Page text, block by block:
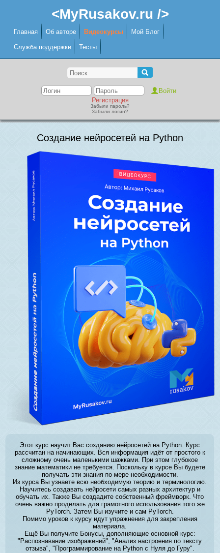
<MyRusakov.ru />
Главная Об авторе Видеокурсы Мой Блог
Служба поддержки Тесты
Регистрация
Забыли пароль?
Забыли логин?
Создание нейросетей на Python
Этот курс научит Вас созданию нейросетей на Python. Курс
рассчитан на начинающих. Вся информация идёт от простого к
сложному очень маленькими шажками. При этом глубокое
знание математики не требуется. Поскольку в курсе Вы будете
получать эти знания по мере необходимости.
Из курса Вы узнаете всю необходимую теорию и терминологию.
Научитесь создавать нейросети самых разных архитектур и
обучать их. Также Вы создадите собственный фреймворк. Что
очень важно проделать для грамотного использования того же
PyTorch. Затем Вы изучите и сам PyTorch.
Помимо уроков к курсу идут упражнения для закрепления
материала.
Ещё Вы получите Бонусы, дополняющие основной курс:
"Распознавание изображений", "Анализ настроения по тексту
отзыва", "Программирование на Python с Нуля до Гуру".